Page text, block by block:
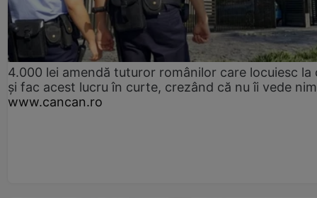
4.000 lei amendă tuturor românilor care locuiesc la
și fac acest lucru în curte, crezând că nu îi vede
www.cancan.ro